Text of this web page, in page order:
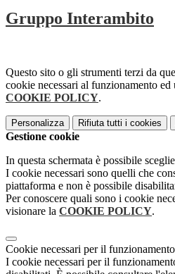
Gruppo Interambito
Questo sito o gli strumenti terzi da
cookie necessari al funzionamento
COOKIE POLICY.
Personalizza Rifiuta tutti i cookies
Gestione cookie
In questa schermata è possibile
I cookie necessari sono quelli che
piattaforma e non è possibile
Per conoscere quali sono i cookie
visionare la COOKIE POLICY.
Cookie necessari per il funzionamento
I cookie necessari per il